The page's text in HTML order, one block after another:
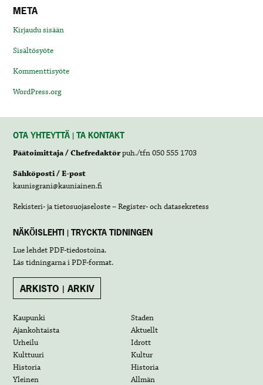
META
Kirjaudu sisään
Sisältösyöte
Kommenttisyöte
WordPress.org
OTA YHTEYTTÄ | TA KONTAKT
Päätoimittaja / Chefredaktörpuh./tfn 050 555 1703
Sähköposti / E-post
kaunisgrani@kauniainen.fi
Rekisteri- ja tietosuojaseloste – Register- och datasekretess
NÄKÖISLEHTI | TRYCKTA TIDNINGEN
Lue lehdetPDF-tiedostoina.
Läs tidningarna iPDF-format.
ARKISTO | ARKIV
Kaupunki
Staden
Ajankohtaista
Aktuellt
Urheilu
Idrott
Kulttuuri
Kultur
Historia
Historia
Yleinen
Allmän